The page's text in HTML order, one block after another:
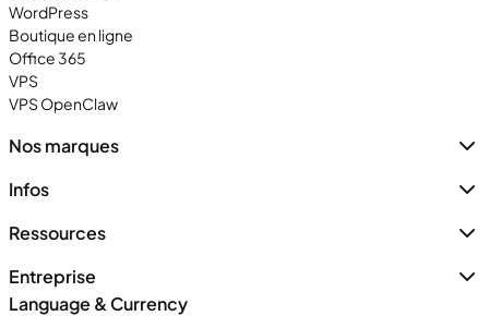
WordPress
Boutique en ligne
Office 365
VPS
VPS OpenClaw
Nos marques
Infos
Ressources
Entreprise
Language & Currency